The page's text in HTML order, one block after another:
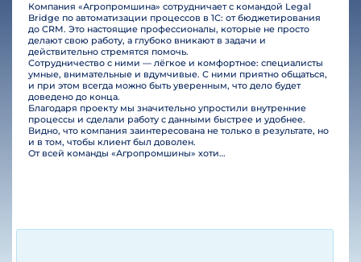
Компания «Агропромшина» сотрудничает с командой Legal
Bridge по автоматизации процессов в 1С: от бюджетирования
до CRM. Это настоящие профессионалы, которые не просто
делают свою работу, а глубоко вникают в задачи и
действительно стремятся помочь.
Сотрудничество с ними — лёгкое и комфортное: специалисты
умные, внимательные и вдумчивые. С ними приятно общаться,
и при этом всегда можно быть уверенным, что дело будет
доведено до конца.
Благодаря проекту мы значительно упростили внутренние
процессы и сделали работу с данными быстрее и удобнее.
Видно, что компания заинтересована не только в результате, но
и в том, чтобы клиент был доволен.
От всей команды «Агропромшины» хотим поблагодарить специалистов Legal Bridge за отличную работу и человеческое отношение.…